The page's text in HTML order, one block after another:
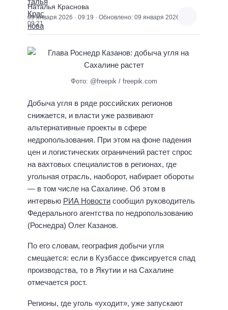
Наталья Краснова
09 января 2026 · 09:19 · Обновлено: 09 января 2026 ·
09:21
Фото: @freepik / freepik.com
Добыча угля в ряде российских регионов
снижается, и власти уже развивают
альтернативные проекты в сфере
недропользования. При этом на фоне падения
цен и логистических ограничений растет спрос
на вахтовых специалистов в регионах, где
угольная отрасль, наоборот, набирает обороты
— в том числе на Сахалине. Об этом в
интервью РИА Новости сообщил руководитель
Федерального агентства по недропользованию
(Роснедра) Олег Казанов.
По его словам, география добычи угля
смещается: если в Кузбассе фиксируется спад
производства, то в Якутии и на Сахалине
отмечается рост.
Регионы, где уголь «уходит», уже запускают